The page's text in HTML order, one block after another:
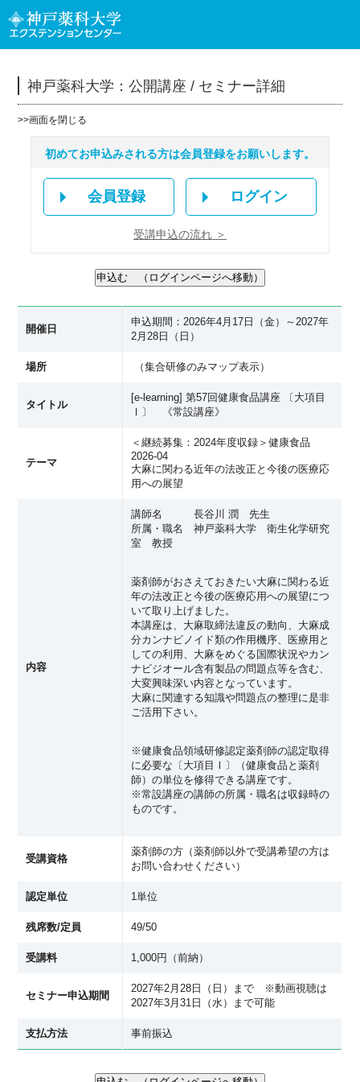
神戸薬科大学：公開講座 / セミナー詳細
>>画面を閉じる
初めてお申込みされる方は会員登録をお願いします。
会員登録 ログイン
受講申込の流れ ＞
開催日
申込期間：2026年4月17日（金）～2027年
2月28日（日）
場所 （集合研修のみマップ表示）
タイトル
[e-learning] 第57回健康食品講座 〔大項目
Ⅰ〕 《常設講座》
テーマ
＜継続募集：2024年度収録＞健康食品
2026-04
大麻に関わる近年の法改正と今後の医療応
用への展望
内容
講師名 長谷川 潤 先生
所属・職名 神戸薬科大学 衛生化学研究
室 教授
薬剤師がおさえておきたい大麻に関わる近
年の法改正と今後の医療応用への展望につ
いて取り上げました。
本講座は、大麻取締法違反の動向、大麻成
分カンナビノイド類の作用機序、医療用と
しての利用、大麻をめぐる国際状況やカン
ナビジオール含有製品の問題点等を含む、
大変興味深い内容となっています。
大麻に関連する知識や問題点の整理に是非
ご活用下さい。
※健康食品領域研修認定薬剤師の認定取得
に必要な〔大項目Ⅰ〕（健康食品と薬剤
師）の単位を修得できる講座です。
※常設講座の講師の所属・職名は収録時の
ものです。
受講資格
薬剤師の方（薬剤師以外で受講希望の方は
お問い合わせください）
認定単位 1単位
残席数/定員 49/50
受講料 1,000円（前納）
セミナー申込期間
2027年2月28日（日）まで ※動画視聴は
2027年3月31日（水）まで可能
支払方法 事前振込